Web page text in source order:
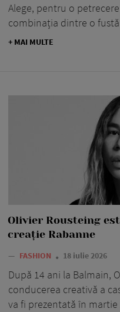
Alege, pentru o
combinația dintre o
+ MAI MULTE
Olivier Rousteing
creație Rabanne
— FASHION 18 iulie 2026
După 14 ani la Balmain,
conducerea creativă a
va fi prezentată în martie